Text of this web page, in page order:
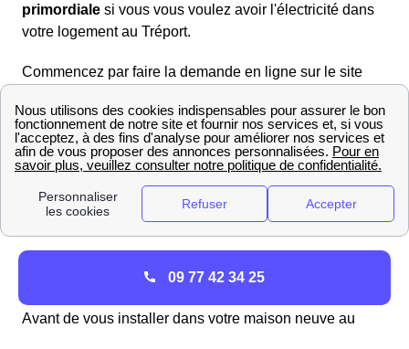
primordiale si vous vous voulez avoir l'électricité dans
votre logement au Tréport.
Commencez par faire la demande en ligne sur le site
documents demandés donnant plus de renseignements
sur le plan du logement ainsi que son environnement.
La réponse d'Enedis se fera dans les semaines qui
des coûtsdes travaux liés au raccordement de votre
maison ou appartement au Tréport.
démarches au Tréport ?
Avant de vous installer dans votre maison neuve au
09 77 42 34 25